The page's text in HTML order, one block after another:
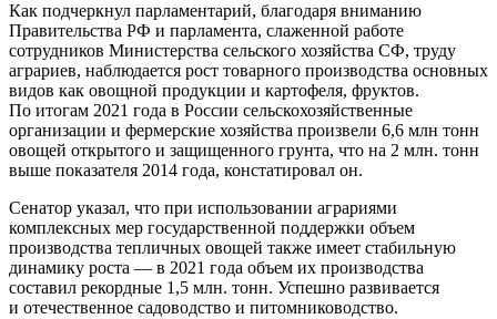
Как подчеркнул парламентарий, благодаря вниманию
Правительства РФ и парламента, слаженной работе
сотрудников Министерства сельского хозяйства СФ, труду
аграриев, наблюдается рост товарного производства основных
видов как овощной продукции и картофеля, фруктов.
По итогам 2021 года в России сельскохозяйственные
организации и фермерские хозяйства произвели 6,6 млн тонн
овощей открытого и защищенного грунта, что на 2 млн. тонн
выше показателя 2014 года, констатировал он.
Сенатор указал, что при использовании аграриями
комплексных мер государственной поддержки объем
производства тепличных овощей также имеет стабильную
динамику роста — в 2021 года объем их производства
составил рекордные 1,5 млн. тонн. Успешно развивается
и отечественное садоводство и питомниководство.